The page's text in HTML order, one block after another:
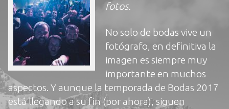
fotos.
No solo de bodas vive un
fotógrafo, en definitiva la
imagen es siempre muy
importante en muchos
aspectos. Y aunque la temporada de Bodas 2017
está llegando a su fin (por ahora), siguen